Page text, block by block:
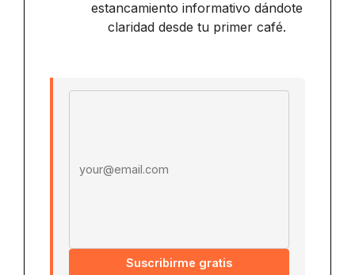
estancamiento informativo dándote
claridad desde tu primer café.
Suscribirme gratis